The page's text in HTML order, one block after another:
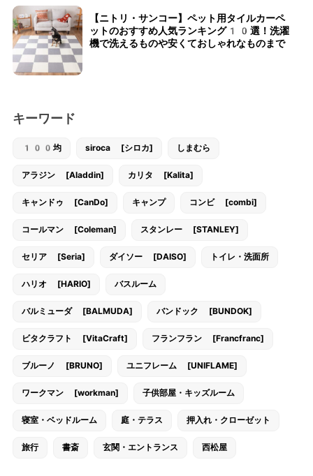
【ニトリ・サンコー】ペット用タイルカーペ
ットのおすすめ人気ランキング10選！洗濯
機で洗えるものや安くておしゃれなものまで
キーワード
100均 siroca [シロカ] しまむら
アラジン [Aladdin] カリタ [Kalita]
キャンドゥ [CanDo] キャンプ コンビ [combi]
コールマン [Coleman] スタンレー [STANLEY]
セリア [Seria] ダイソー [DAISO] トイレ・洗面所
ハリオ [HARIO] バスルーム
バルミューダ [BALMUDA] バンドック [BUNDOK]
ビタクラフト [VitaCraft] フランフラン [Francfranc]
ブルーノ [BRUNO] ユニフレーム [UNIFLAME]
ワークマン [workman] 子供部屋・キッズルーム
寝室・ベッドルーム 庭・テラス 押入れ・クローゼット
旅行 書斎 玄関・エントランス 西松屋